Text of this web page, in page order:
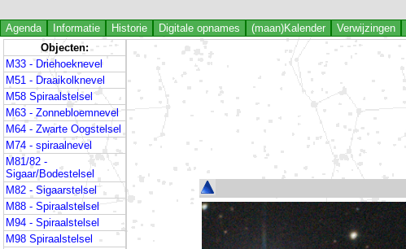
Agenda Informatie Historie Digitale opnames (maan)Kalender Verwijzingen
Objecten:
M33 - Driehoeknevel
M51 - Draaikolknevel
M58 Spiraalstelsel
M63 - Zonnebloemnevel
M64 - Zwarte Oogstelsel
M74 - spiraalnevel
M81/82 -
Sigaar/Bodestelsel
M82 - Sigaarstelsel
M88 - Spiraalstelsel
M94 - Spiraalstelsel
M98 Spiraalstelsel